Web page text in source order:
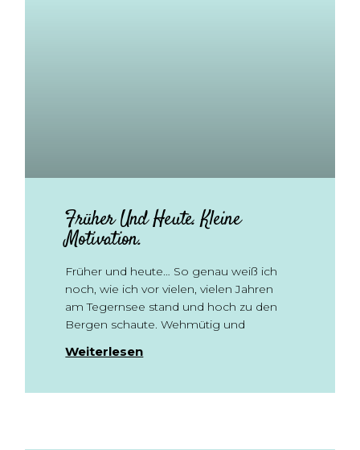
Früher Und Heute. Kleine
Motivation.
Früher und heute… So genau weiß ich
noch, wie ich vor vielen, vielen Jahren
am Tegernsee stand und hoch zu den
Bergen schaute. Wehmütig und
Weiterlesen